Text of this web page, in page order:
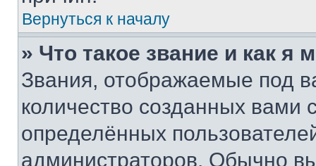
Вернуться к началу
» Что такое звание и как я
Звания, отображаемые под
количество созданных
определённых
администраторов. Обычно